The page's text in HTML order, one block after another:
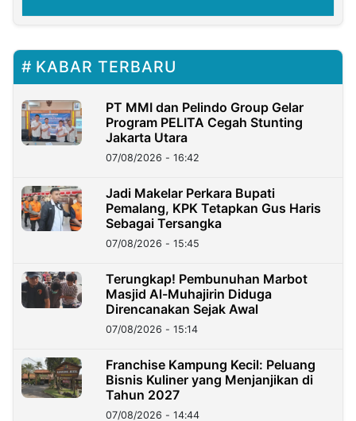
KABAR TERBARU
PT MMI dan Pelindo Group Gelar
Program PELITA Cegah Stunting
Jakarta Utara
07/08/2026 - 16:42
Jadi Makelar Perkara Bupati
Pemalang, KPK Tetapkan Gus Haris
Sebagai Tersangka
07/08/2026 - 15:45
Terungkap! Pembunuhan Marbot
Masjid Al-Muhajirin Diduga
Direncanakan Sejak Awal
07/08/2026 - 15:14
Franchise Kampung Kecil: Peluang
Bisnis Kuliner yang Menjanjikan di
Tahun 2027
07/08/2026 - 14:44